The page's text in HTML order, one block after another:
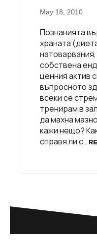
May 18, 2010
Познанията
храната
собствена
ценния актив
въпросното
всеки се
тренирам в
да махна
кажи нещо?
справя ли с…